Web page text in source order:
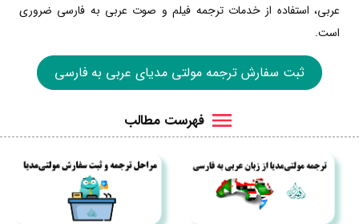
عربی، استفاده از خدمات ترجمه فیلم و صوت عربی به فارسی ضروری
است.
ثبت سفارش ترجمه مولتی مدیای عربی به فارسی
فهرست مطالب